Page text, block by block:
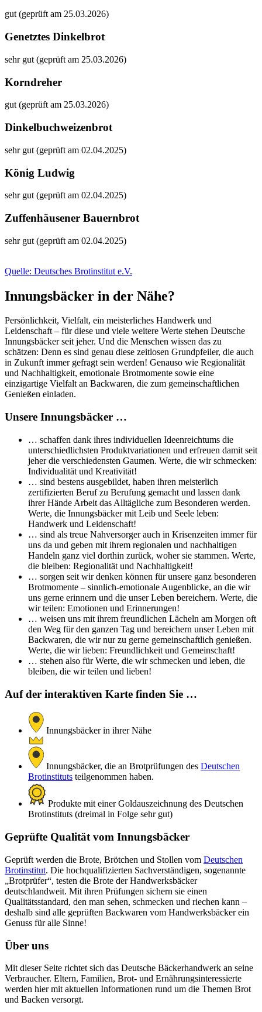
gut (geprüft am 25.03.2026)
Genetztes Dinkelbrot
sehr gut (geprüft am 25.03.2026)
Korndreher
gut (geprüft am 25.03.2026)
Dinkelbuchweizenbrot
sehr gut (geprüft am 02.04.2025)
König Ludwig
sehr gut (geprüft am 02.04.2025)
Zuffenhäusener Bauernbrot
sehr gut (geprüft am 02.04.2025)
Quelle: Deutsches Brotinstitut e.V.
Innungsbäcker in der Nähe?
Persönlichkeit, Vielfalt, ein meisterliches Handwerk und
Leidenschaft – für diese und viele weitere Werte stehen Deutsche
Innungsbäcker seit jeher. Und die Menschen wissen das zu
schätzen: Denn es sind genau diese zeitlosen Grundpfeiler, die auch
in Zukunft immer gefragt sein werden! Genauso wie Regionalität
und Nachhaltigkeit, emotionale Brotmomente sowie eine
einzigartige Vielfalt an Backwaren, die zum gemeinschaftlichen
Genießen einladen.
Unsere Innungsbäcker …
… schaffen dank ihres individuellen Ideenreichtums die
unterschiedlichsten Produktvariationen und erfreuen damit seit
jeher die verschiedensten Gaumen. Werte, die wir schmecken:
Individualität und Kreativität!
… sind bestens ausgebildet, haben ihren meisterlich
zertifizierten Beruf zu Berufung gemacht und lassen dank
ihrer Hände Arbeit das Alltägliche zum Besonderen werden.
Werte, die Innungsbäcker mit Leib und Seele leben:
Handwerk und Leidenschaft!
… sind als treue Nahversorger auch in Krisenzeiten immer für
uns da und geben mit ihrem regionalen und nachhaltigen
Handeln ganz viel dorthin zurück, woher sie stammen. Werte,
die bleiben: Regionalität und Nachhaltigkeit!
… sorgen seit wir denken können für unsere ganz besonderen
Brotmomente – sinnlich-emotionale Augenblicke, an die wir
uns gerne erinnern und die unser Leben bereichern. Werte, die
wir teilen: Emotionen und Erinnerungen!
… weisen uns mit ihrem freundlichen Lächeln am Morgen oft
den Weg für den ganzen Tag und bereichern unser Leben mit
Backwaren, die wir nur zu gerne gemeinschaftlich genießen.
Werte, die wir lieben: Freundlichkeit und Gemeinschaft!
… stehen also für Werte, die wir schmecken und leben, die
bleiben, die wir teilen und lieben!
Auf der interaktiven Karte finden Sie …
Innungsbäcker in ihrer Nähe
Innungsbäcker, die an Brotprüfungen des Deutschen
Brotinstituts teilgenommen haben.
Produkte mit einer Goldauszeichnung des Deutschen
Brotinstituts (dreimal in Folge sehr gut)
Geprüfte Qualität vom Innungsbäcker
Geprüft werden die Brote, Brötchen und Stollen vom Deutschen
Brotinstitut. Die hochqualifizierten Sachverständigen, sogenannte
„Brotprüfer“, testen die Brote der Handwerksbäcker
deutschlandweit. Mit ihren Prüfungen sichern sie einen
Qualitätsstandard, den man sehen, schmecken und riechen kann –
deshalb sind alle geprüften Backwaren vom Handwerksbäcker ein
Genuss für alle Sinne!
Über uns
Mit dieser Seite richtet sich das Deutsche Bäckerhandwerk an seine
Verbraucher. Eltern, Familien, Brot- und Ernährungsinteressierte
werden hier mit aktuellen Informationen rund um die Themen Brot
und Backen versorgt.